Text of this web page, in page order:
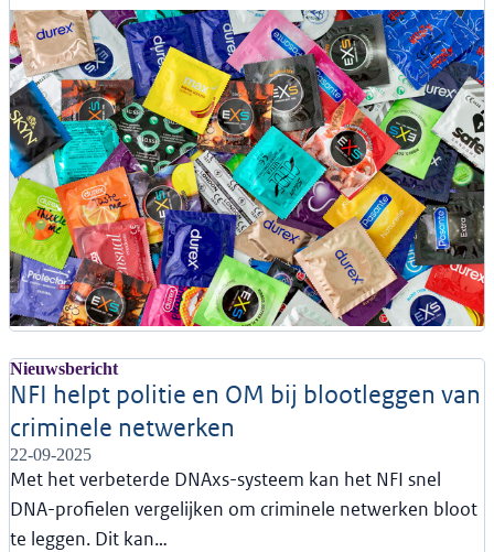
Nieuwsbericht
NFI helpt politie en OM bij blootleggen van
criminele netwerken
22-09-2025
Met het verbeterde DNAxs-systeem kan het NFI snel
DNA-profielen vergelijken om criminele netwerken bloot
te leggen. Dit kan…